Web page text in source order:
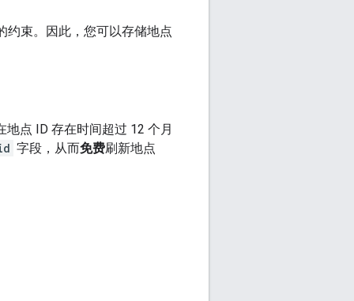
约束。因此，您可以存储地点
点 ID 存在时间超过 12 个月
字段，从而免费刷新地点